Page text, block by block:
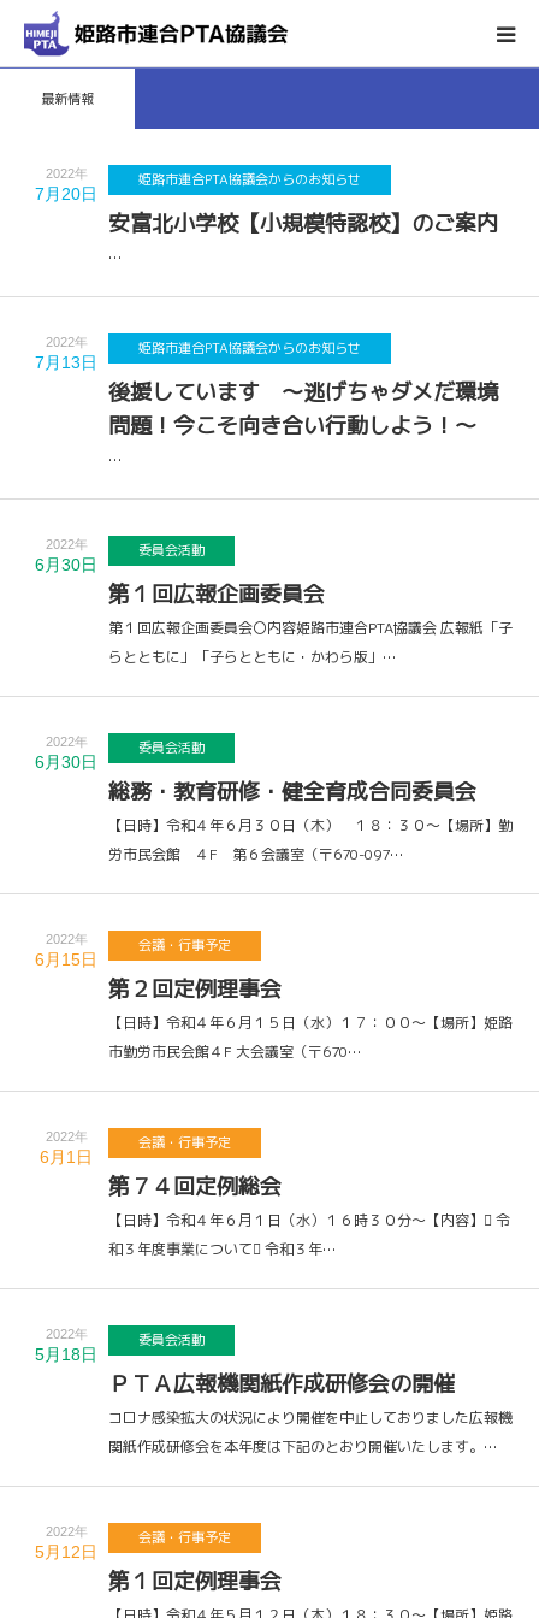
最新情報
2022年
7月20日
姫路市連合PTA協議会からのお知らせ
安富北小学校【小規模特認校】のご案内
…
2022年
7月13日
姫路市連合PTA協議会からのお知らせ
後援しています ～逃げちゃダメだ環境
問題！今こそ向き合い行動しよう！～
…
2022年
6月30日
委員会活動
第１回広報企画委員会
第１回広報企画委員会〇内容姫路市連合PTA協議会 広報紙「子
らとともに」「子らとともに・かわら版」…
2022年
6月30日
委員会活動
総務・教育研修・健全育成合同委員会
【日時】令和４年６月３０日（木） １８：３０～【場所】勤
労市民会館 ４F 第６会議室（〒670-097…
2022年
6月15日
会議・行事予定
第２回定例理事会
【日時】令和４年６月１５日（水）１７：００～【場所】姫路
市勤労市民会館４F 大会議室（〒670…
2022年
6月1日
会議・行事予定
第７４回定例総会
【日時】令和４年６月１日（水）１６時３０分～【内容】 令
和３年度事業について 令和３年…
2022年
5月18日
委員会活動
ＰＴＡ広報機関紙作成研修会の開催
コロナ感染拡大の状況により開催を中止しておりました広報機
関紙作成研修会を本年度は下記のとおり開催いたします。…
2022年
5月12日
会議・行事予定
第１回定例理事会
ホーム
姫路市連合PTA協議会について
会議・行事予定
各種ダウンロード